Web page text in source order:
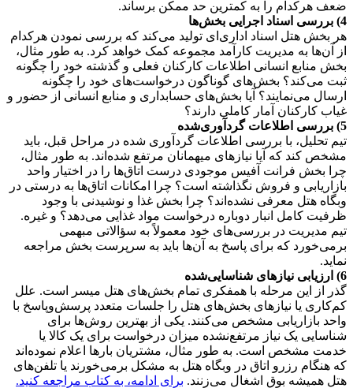
ضعف هرکدام را به کمترین حد ممکن برساند.
4) بررسی اسناد اجرایی بخش‌ها
هر بخش هتل اسناد اداری‌ای تولید می‌کند که بررسی نمودن هرکدام
از آن‌ها به مدیریت کارآمد مجموعه کمک خواهد کرد. به طور مثال،
بخش منابع انسانی اطلاعات کارکنان فعلی و گذشته خود را چگونه
ثبت می‌کند؟ بخش‌های گوناگون درخواست‌های خود را چگونه
ارسال می‌نمایند؟ آیا بخش‌های حسابداری و منابع انسانی از حضور و
غیاب کارکنان آمار کاملی دارند؟
5) بررسی اطلاعات گرد‌آوری‌شده
تیم تحلیل، با بررسی اطلاعات گرد‌آوری شده در مراحل قبل، باید
مشخص کند که آیا نیازهای میهمانان مرتفع شده‌‌اند. به طور مثال،
چرا بخش فرانت آفیس موجودی درست اتاق‌ها را در اختیار واحد
بازاریابی و فروش نگذاشته است؟ چرا امکانات اتاق‌ها به درستی در
وبگاه هتل معرفی نشده‌اند؟ چرا بخش غذا و نوشیدنی با وجود
ظرفیت کامل انبار دوباره درخواست مواد غذایی می‌دهد؟ و غیره.
تیم مدیریت در بررسی‌های خود معمولاً به سؤالاتی مبهمی
برمی‌خورد که برای پاسخ به آن‌ها باید به سرپرست بخش مراجعه
نماید.
6) ارزیابی نیازهای شناسایی‌شده
گذر از این مرحله با همفکری تمام بخش‌های هتل میسر است. علل
کم‌کاری یا نیازهای بخش‌های هتل را جلسات متعدد پرسش‌وپاسخ با
واحد بازاریابی مشخص می‌کنند. یکی از بهترین روش‌ها برای
شناسایی یک نیاز مرتفع‌نشده میزان درخواست برای یک کالا یا
خدمت مشخص است. به طور مثال، مشتریان بارها اعلام نموده‌اند
که هنگام رزرو اتاق در وبگاه هتل به مشکل بر‌می‌خورند یا تلفن‌های
هتل همیشه بوق اشغال می‌زنند. برای ادامه، به کتاب مراجعه کنید.